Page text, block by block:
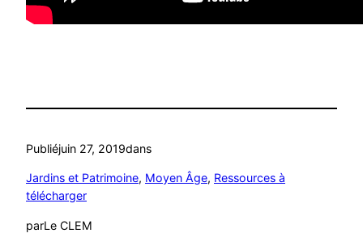
Publiéjuin 27, 2019dans
Jardins et Patrimoine, Moyen Âge, Ressources à
télécharger
parLe CLEM